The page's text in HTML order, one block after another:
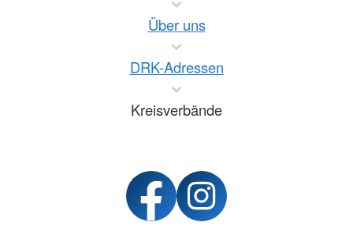
Über uns
DRK-Adressen
Kreisverbände